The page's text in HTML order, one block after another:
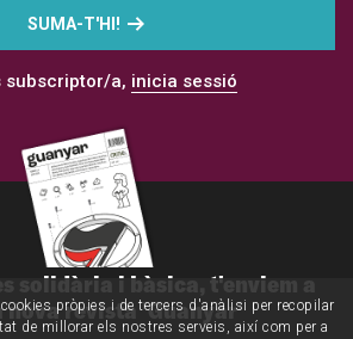
SUMA-T'HI!
subscriptor/a, inicia sessió
solidària i bàsica, t'enviem a
nova revista 'Guanyar'
pròpies i de tercers d'anàlisi per recopilar
de millorar els nostres serveis, així com per a